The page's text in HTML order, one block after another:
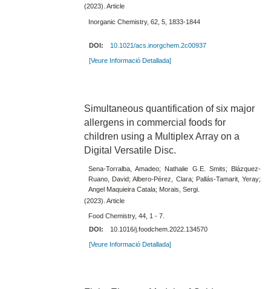
(2023). Article
Inorganic Chemistry, 62, 5, 1833-1844
DOI: 10.1021/acs.inorgchem.2c00937
[Veure Informació Detallada]
Simultaneous quantification of six major
allergens in commercial foods for
children using a Multiplex Array on a
Digital Versatile Disc.
Sena-Torralba, Amadeo; Nathalie G.E. Smits; Blázquez-
Ruano, David; Albero-Pérez, Clara; Pallás-Tamarit, Yeray;
Angel Maquieira Catala; Morais, Sergi.
(2023). Article
Food Chemistry, 44, 1 - 7.
DOI:
10.1016/j.foodchem.2022.134570
[Veure Informació Detallada]